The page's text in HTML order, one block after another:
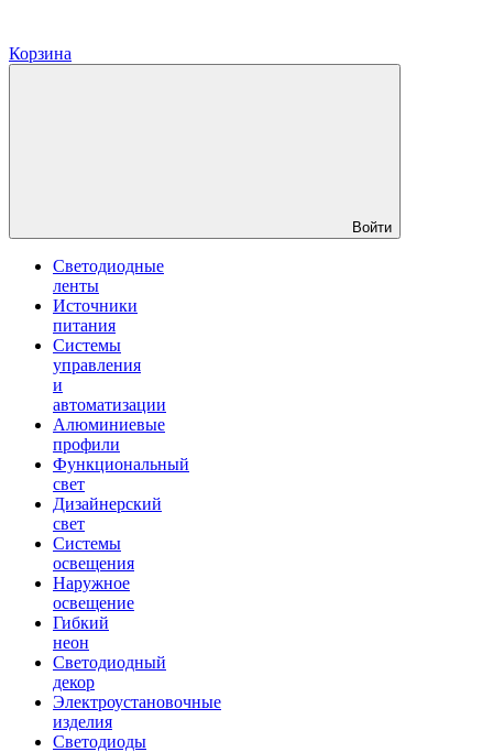
Корзина
Войти
Светодиодные
ленты
Источники
питания
Системы
управления
и
автоматизации
Алюминиевые
профили
Функциональный
свет
Дизайнерский
свет
Системы
освещения
Наружное
освещение
Гибкий
неон
Светодиодный
декор
Электроустановочные
изделия
Светодиоды